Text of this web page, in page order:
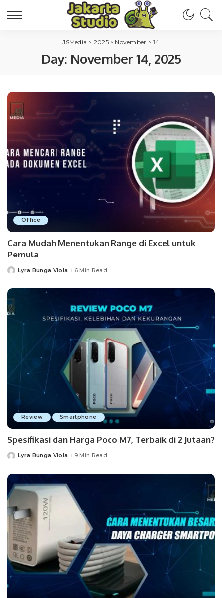
JSMedia > 2025> November >14
Day: November 14, 2025
Office
Cara Mudah Menentukan Range di Excel untuk
Pemula
PostedLyra Bunga Viola 6 Min Read
Review Smartphone
Spesifikasi dan Harga Poco M7, Terbaik di 2 Jutaan?
PostedLyra Bunga Viola 9 Min Read